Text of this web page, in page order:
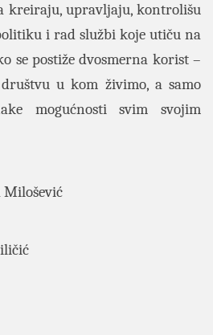
kreiraju, upravljaju, kontrolišu
i rad službi koje utiču na
se postiže dvosmerna korist –
u kom živimo, a samo
mogućnosti svim svojim
Milošević